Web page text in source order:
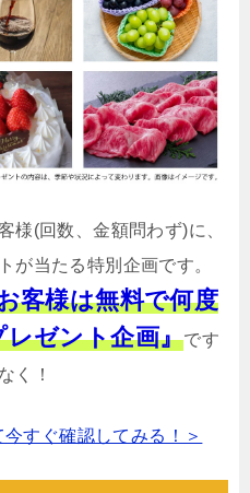
様(回数、金額問わず)に、
が当たる特別企画です。
客様は無料で何度
ゼント企画』です
く！
すぐ確認してみる！＞